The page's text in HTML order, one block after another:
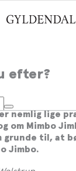
efter?
børn og
lille blå
nemlig lige
om Mimbo
grunde til, at
Jimbo.